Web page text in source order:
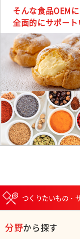
つくりたいもの・
分野から探す
そんな食品OEM
全面的にサポート